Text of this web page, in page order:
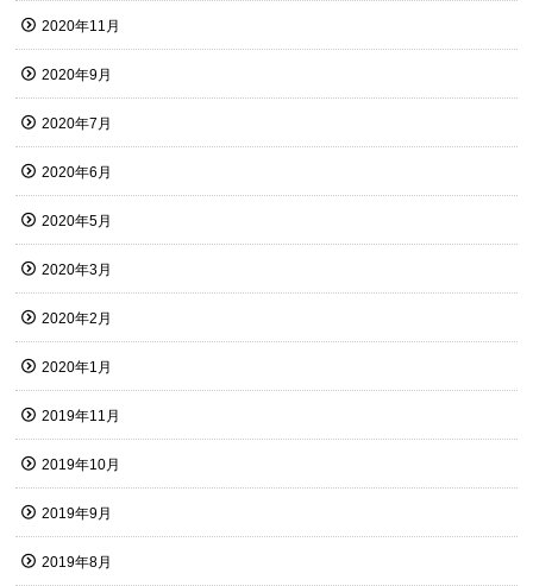
2020年11月
2020年9月
2020年7月
2020年6月
2020年5月
2020年3月
2020年2月
2020年1月
2019年11月
2019年10月
2019年9月
2019年8月